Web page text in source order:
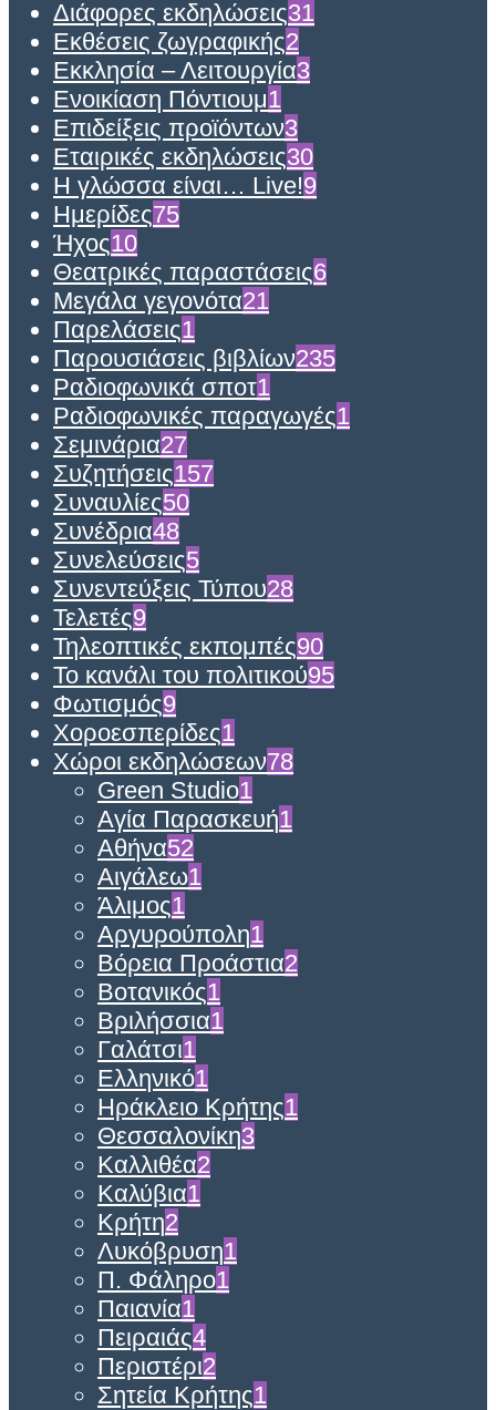
Διάφορες εκδηλώσεις31
Εκθέσεις ζωγραφικής2
Εκκλησία – Λειτουργία3
Ενοικίαση Πόντιουμ1
Επιδείξεις προϊόντων3
Εταιρικές εκδηλώσεις30
Η γλώσσα είναι… Live!9
Ημερίδες75
Ήχος10
Θεατρικές παραστάσεις6
Μεγάλα γεγονότα21
Παρελάσεις1
Παρουσιάσεις βιβλίων235
Ραδιοφωνικά σποτ1
Ραδιοφωνικές παραγωγές1
Σεμινάρια27
Συζητήσεις157
Συναυλίες50
Συνέδρια48
Συνελεύσεις5
Συνεντεύξεις Τύπου28
Τελετές9
Τηλεοπτικές εκπομπές90
Το κανάλι του πολιτικού95
Φωτισμός9
Χοροεσπερίδες1
Χώροι εκδηλώσεων78
Green Studio1
Αγία Παρασκευή1
Αθήνα52
Αιγάλεω1
Άλιμος1
Αργυρούπολη1
Βόρεια Προάστια2
Βοτανικός1
Βριλήσσια1
Γαλάτσι1
Ελληνικό1
Ηράκλειο Κρήτης1
Θεσσαλονίκη3
Καλλιθέα2
Καλύβια1
Κρήτη2
Λυκόβρυση1
Π. Φάληρο1
Παιανία1
Πειραιάς4
Περιστέρι2
Σητεία Κρήτης1